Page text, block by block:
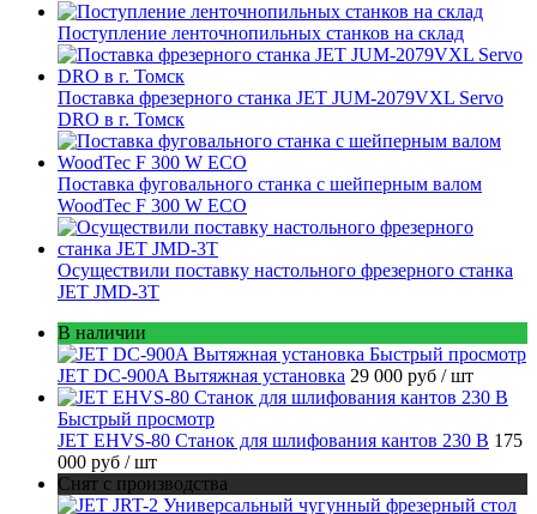
Поступление ленточнопильных станков на склад
Поставка фрезерного станка JET JUM-2079VXL Servo
DRO в г. Томск
Поставка фуговального станка с шейперным валом
WoodTec F 300 W ECO
Осуществили поставку настольного фрезерного станка
JET JMD-3T
В наличии
Быстрый просмотр
JET DC-900A Вытяжная установка 29 000 руб / шт
Быстрый просмотр
JET EHVS-80 Станок для шлифования кантов 230 В 175
000 руб / шт
Снят с производства